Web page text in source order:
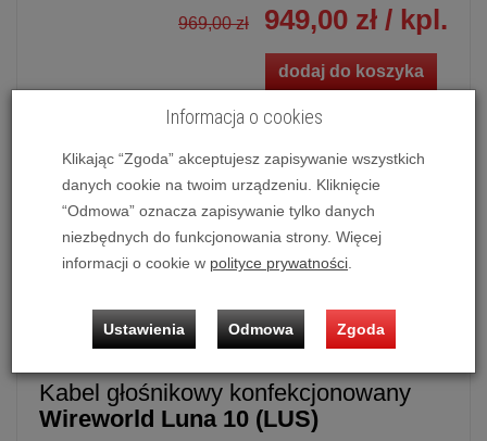
969,00 zł 949,00 zł / kpl.
dodaj do koszyka
Kabel głośnikowy konfekcjonowany Wireworld Luna 10
(LUS)
Możliwość zakupu produktu w bezpłatnym systemie
ratalnym 0% na10 lub 20 miesięcy.
Kabel głośnikowy konfekcjonowany
Wireworld Luna 10 (LUS)
Informacja o cookies
Klikając “Zgoda” akceptujesz zapisywanie wszystkich
danych cookie na twoim urządzeniu. Kliknięcie
“Odmowa” oznacza zapisywanie tylko danych
niezbędnych do funkcjonowania strony. Więcej
informacji o cookie w polityce prywatności.
Ustawienia Odmowa Zgoda